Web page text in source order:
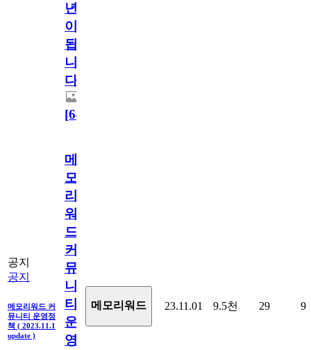
년
이
됩
니
다.
[64
공지
공지
메모리워드 커
뮤니티 운영정
책 ( 2023.11.1
update )
메
모
리
워
드
커
뮤
니
티
운
영
메모리워드 23.11.01 9.5천 29 9